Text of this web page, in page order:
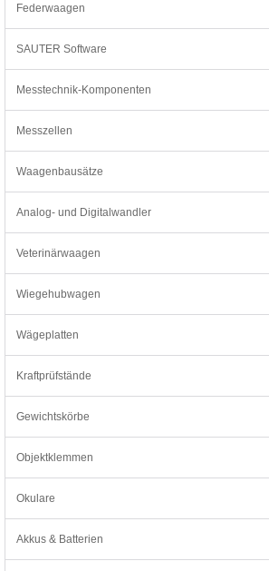
Federwaagen
SAUTER Software
Messtechnik-Komponenten
Messzellen
Waagenbausätze
Analog- und Digitalwandler
Veterinärwaagen
Wiegehubwagen
Wägeplatten
Kraftprüfstände
Gewichtskörbe
Objektklemmen
Okulare
Akkus & Batterien